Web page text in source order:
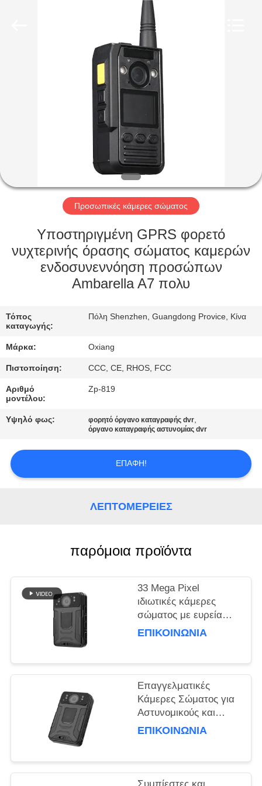
ΕΚΠΟΜΠΉ
VR
ΣΧΕΤΙΚΆ
ΜΕ
ΕΜΆΣ
ΣΤΟ
ΕΡΓΟΣΤΆΣΙΟ
ΈΛΕΓΧΟΣ
ΠΟΙΌΤΗΤΑΣ
ΕΠΙΚΟΙΝΩΝΉΣΤΕ
ΜΑΖΊ
ΜΑΣ
ΥΠΟΘΈΣΕΙΣ
ΖΗΤΉΣΤΕ
ΜΙΑ
ΠΡΟΣΦΟΡΆ
SITEMAP
ΠΟΛΙΤΙΚΉ
ΑΠΟΡΡΉΤΟΥ
Προσωπικές κάμερες σώματος
Υποστηριγμένη GPRS φορετό
νυχτερινής όρασης σώματος καμερών
ενδοσυνεννόηση προσώπων
Ambarella A7 πολυ
Τόπος
καταγωγής:
Πόλη Shenzhen, Guangdong Provice, Κίνα
Μάρκα: Oxiang
Πιστοποίηση: CCC, CE, RHOS, FCC
Αριθμό
μοντέλου:
Zp-819
Υψηλό φως: φορητό όργανο καταγραφής dvr,
όργανο καταγραφής αστυνομίας dvr
ΕΠΑΦΉ!
ΛΕΠΤΟΜΈΡΕΙΕΣ
παρόμοια προϊόντα
33 Mega Pixel
ιδιωτικές κάμερες
σώματος με ευρεία
γωνία 150 μοίρες
ΕΠΙΚΟΙΝΩΝΊΑ
Επαγγελματικές
Κάμερες Σώματος για
Αστυνομικούς και
Προσωπικό Ασφαλείας
ΕΠΙΚΟΙΝΩΝΊΑ
Συμπίεστες και